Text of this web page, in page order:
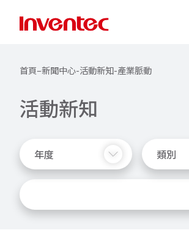
首頁–新聞中心-活動新知-產業脈動
活動新知
年度 類別